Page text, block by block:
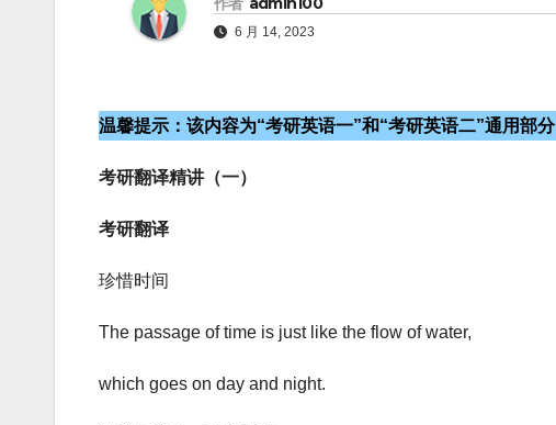
6 月 14, 2023
温馨提示：该内容为“考研英语一”和“考研英语二”通用部分
考研翻译精讲（一）
考研翻译
珍惜时间
The passage of time is just like the flow of water,
which goes on day and night.